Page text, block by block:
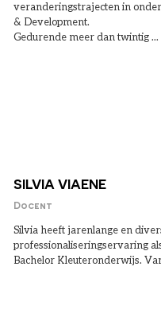
veranderingstrajecten in
& Development.
Gedurende meer dan twintig ...
SILVIA VIAENE
Docent
Silvia heeft jarenlange en
professionaliseringservaring
Bachelor Kleuteronderwijs.